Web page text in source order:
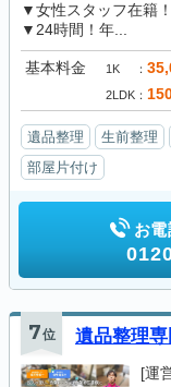
▼女性スタッフ在籍！
▼24時間！年...
基本料金 1K
2LDK
遺品整理 生前整理
部屋片付け
お
7位 遺品整理
[運